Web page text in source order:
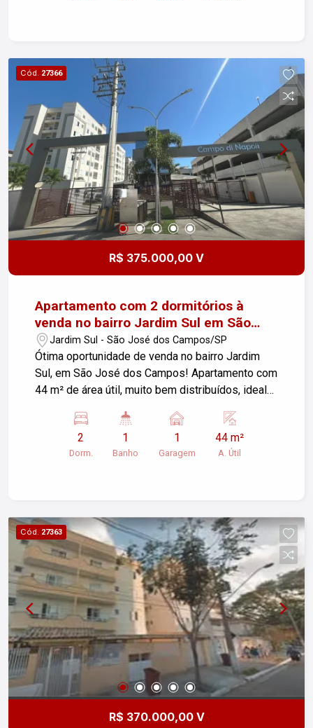
Cód. 27366
R$ 375.000,00 V
Apartamento com 2 dormitórios à
venda no bairro Jardim Sul em São
José dos Campos!
Jardim Sul - São José dos Campos/SP
Ótima oportunidade de venda no bairro Jardim
Sul, em São José dos Campos! Apartamento com
44 m² de área útil, muito bem distribuídos, ideal
excelente custo-benefício. O imóvel conta com: 2
dormitórios Banheiro Sala aconchegante Cozinha
funcional Área de serviço Varanda 1 vaga de
estratégica, com fácil acesso às principais vias
da cidade e próximo a comércios, escolas,
supermercados e serviços em geral. Entre em
contato para mais informações e agende sua
visita. Imobiliária Nova Freitas, seu sonho
começa aqui!
2
Dorm.
1
Banho
1
Garagem
44 m²
A. Útil
Cód. 27363
R$ 370.000,00 V